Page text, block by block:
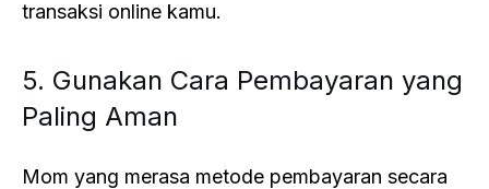
transaksi online kamu.
5. Gunakan Cara Pembayaran yang
Paling Aman
Mom yang merasa metode pembayaran secara